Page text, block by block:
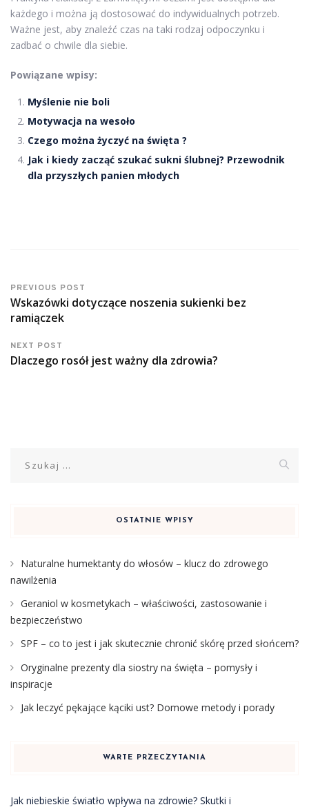
każdego i można ją dostosować do indywidualnych potrzeb.
Ważne jest, aby znaleźć czas na taki rodzaj odpoczynku i
zadbać o chwile dla siebie.
Powiązane wpisy:
Myślenie nie boli
Motywacja na wesoło
Czego można życzyć na święta ?
Jak i kiedy zacząć szukać sukni ślubnej? Przewodnik
dla przyszłych panien młodych
PREVIOUS POST
Wskazówki dotyczące noszenia sukienki bez
ramiączek
NEXT POST
Dlaczego rosół jest ważny dla zdrowia?
OSTATNIE WPISY
Naturalne humektanty do włosów – klucz do zdrowego
nawilżenia
Geraniol w kosmetykach – właściwości, zastosowanie i
bezpieczeństwo
SPF – co to jest i jak skutecznie chronić skórę przed słońcem?
Oryginalne prezenty dla siostry na święta – pomysły i
inspiracje
Jak leczyć pękające kąciki ust? Domowe metody i porady
WARTE PRZECZYTANIA
Jak niebieskie światło wpływa na zdrowie? Skutki i